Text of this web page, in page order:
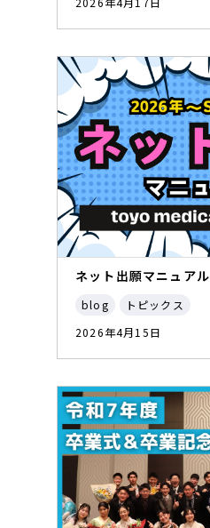
ネット出願マニュアル
blog
トピックス
2026年4月15日